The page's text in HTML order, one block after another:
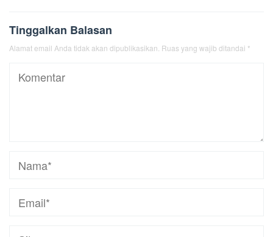
Tinggalkan Balasan
Alamat email Anda tidak akan dipublikasikan. Ruas yang wajib ditandai *